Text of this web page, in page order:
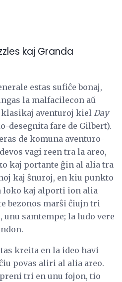
kaj Granda
estas sufiĉe bonaj,
la malfacilecon aŭ
aventuroj kiel Day
desegnita fare de Gilbert).
de komuna aventuro-
vagi reen tra la areo,
kaj portante ĝin al alia tra
kaj ŝnuroj, en kiu punkto
loko kaj alporti ion alia
bezonos marŝi ĉiujn tri
samtempe; la ludo vere
kreita en la ideo havi
povas aliri al alia areo.
tri en unu fojon, tio